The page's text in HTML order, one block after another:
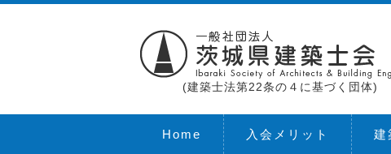
(建築士法第22条の４に基づく団体)
Home 入会メリット 建